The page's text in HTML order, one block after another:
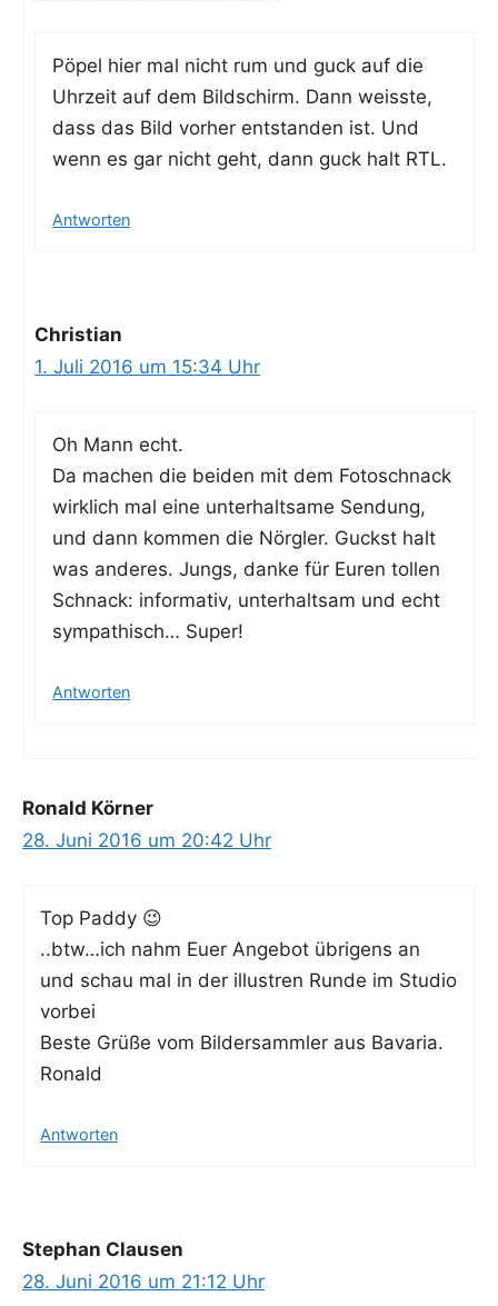
Pöpel hier mal nicht rum und guck auf die
Uhr­zeit auf dem Bild­schirm. Dann weiss­te,
dass das Bild vor­her ent­stan­den ist. Und
wenn es gar nicht geht, dann guck halt RTL.
Antworten
Christian
1. Juli 2016 um 15:34 Uhr
Oh Mann echt.
Da machen die bei­den mit dem Foto­schnack
wirk­lich mal eine unter­halt­sa­me Sen­dung,
und dann kom­men die Nörg­ler. Guckst halt
was ande­res. Jungs, dan­ke für Euren tol­len
Schnack: infor­ma­tiv, unter­halt­sam und echt
sym­pa­thisch… Super!
Antworten
Ronald Körner
28. Juni 2016 um 20:42 Uhr
Top Pad­dy 😉
..btw…ich nahm Euer Ange­bot übri­gens an
und schau mal in der illus­tren Run­de im Stu­dio
vorbei
Bes­te Grü­ße vom Bil­der­samm­ler aus Bavaria.
Ronald
Antworten
Stephan Clausen
28. Juni 2016 um 21:12 Uhr